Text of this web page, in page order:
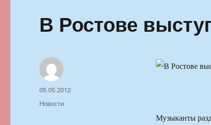
В Ростове
Музыканты
Автор
Опубликовано
05.05.2012
Рубрики
Новости